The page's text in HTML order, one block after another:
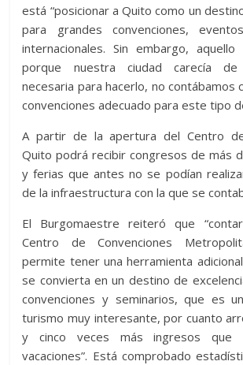
está “posicionar a Quito como un
para grandes convenciones,
internacionales. Sin embargo,
porque nuestra ciudad carecía de
necesaria para hacerlo, no contábamos
convenciones adecuado para este tipo
A partir de la apertura del Centro de
Quito podrá recibir congresos de más
y ferias que antes no se podían
de la infraestructura con la que se
El Burgomaestre reiteró que
Centro de Convenciones
permite tener una herramienta
se convierta en un destino de
convenciones y seminarios, que es
turismo muy interesante, por cuanto
y cinco veces más ingresos que
vacaciones”. Está comprobado